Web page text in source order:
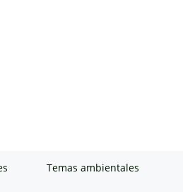
Temas ambientales